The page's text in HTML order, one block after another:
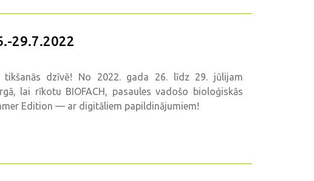
29.7.2022
tikšanās dzīvē! No 2022. gada 26. līdz 29. jūlijam
lai rīkotu BIOFACH, pasaules vadošo bioloģiskās
Edition — ar digitāliem papildinājumiem!